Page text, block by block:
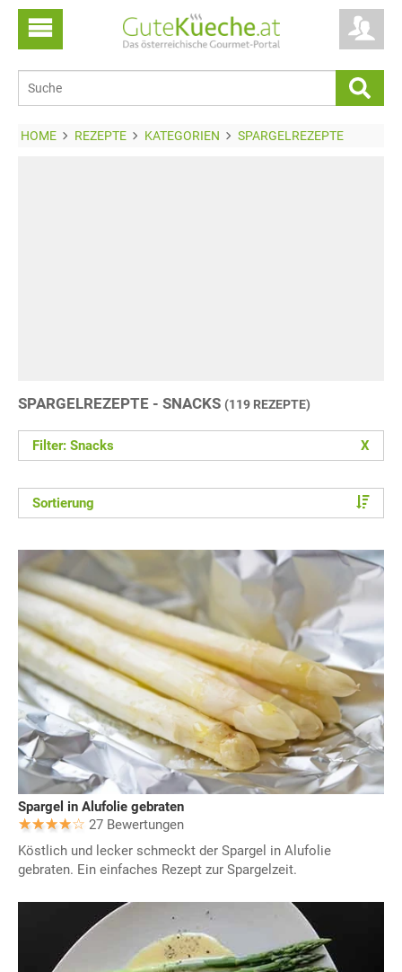
HOME REZEPTE KATEGORIEN SPARGELREZEPTE
SPARGELREZEPTE - SNACKS (119 REZEPTE)
Filter: Snacks X
Sortierung
Spargel in Alufolie gebraten
27 Bewertungen
Köstlich und lecker schmeckt der Spargel in Alufolie
gebraten. Ein einfaches Rezept zur Spargelzeit.